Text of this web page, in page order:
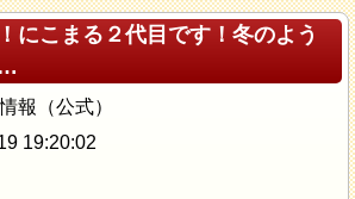
にこまる２代目です！冬のよう
報（公式）
19:20:02